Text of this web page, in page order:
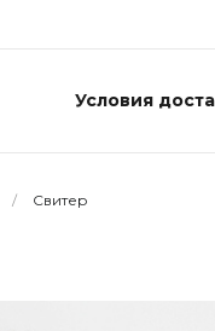
Условия
/ Свитер